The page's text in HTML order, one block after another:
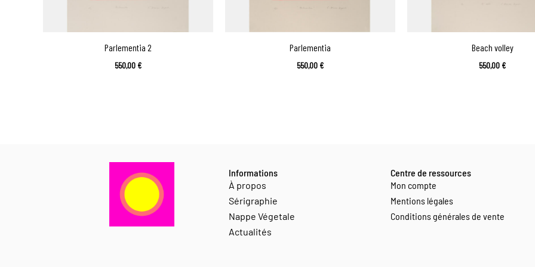
Parlementia 2
550,00 €
Parlementia
550,00 €
Beach volley
550,00 €
Informations
À propos
Sérigraphie
Nappe Végetale
Actualités
Centre de ressources
Mon compte
Mentions légales
Conditions générales de vente